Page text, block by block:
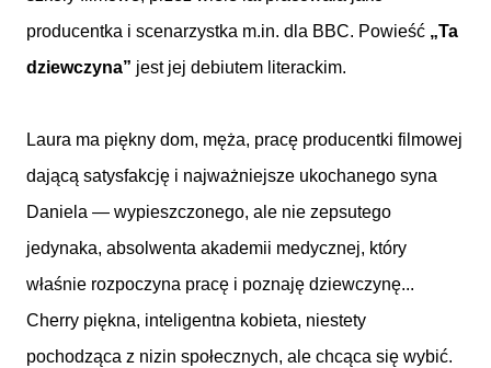
producentka i scenarzystka m.in. dla BBC. Powieść „Ta
dziewczyna” jest jej debiutem literackim.
Laura ma piękny dom, męża, pracę producentki filmowej
dającą satysfakcję i najważniejsze ukochanego syna
Daniela — wypieszczonego, ale nie zepsutego
jedynaka, absolwenta akademii medycznej, który
właśnie rozpoczyna pracę i poznaję dziewczynę...
Cherry piękna, inteligentna kobieta, niestety
pochodząca z nizin społecznych, ale chcąca się wybić.